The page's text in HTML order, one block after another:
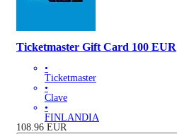
Ticketmaster Gift Card 100 EUR
•
Ticketmaster
•
Clave
•
FINLANDIA
108.96 EUR